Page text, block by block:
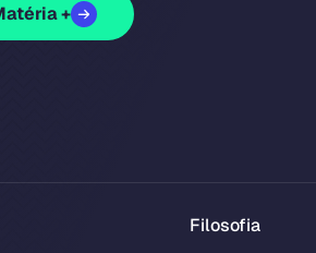
+
Filosofia